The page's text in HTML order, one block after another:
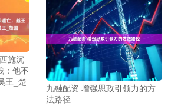
施沉
：他不
王_楚
九融配资 增强思政引领力的方
法路径